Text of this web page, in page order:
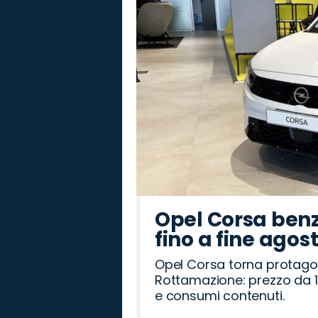
Rover
Romeo
Opel Corsa
fino a fine
Opel Corsa torna
Rottamazione: prezzo da
e consumi contenuti.